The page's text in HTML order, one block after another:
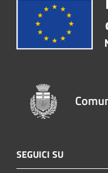
SEGUICI SU